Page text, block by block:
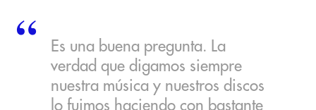
Es una buena pregunta. La
verdad que digamos siempre
nuestra música y nuestros discos
lo fuimos haciendo con bastante